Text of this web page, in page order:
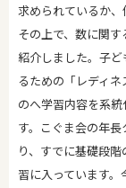
求められているか、
その上で、数に関
紹介しました。子
るための「レディ
のへ学習内容を系
す。こぐま会の年
り、すでに基礎段
習に入っています